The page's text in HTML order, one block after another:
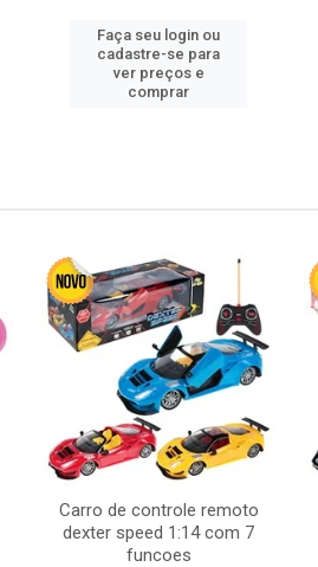
Faça seu login ou
cadastre-se para
ver preços e
comprar
Carro de controle remoto
dexter speed 1:14 com 7
funcoes